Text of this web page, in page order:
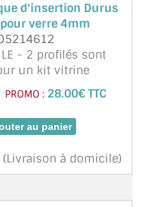
d'insertion Durus
verre 4mm
- 2 profilés sont
un kit vitrine
(un insert par
DURA/durus. Ep. de
à des verres
Unit&e ...suite
PROMO : 28.00€ TTC
à domicile)